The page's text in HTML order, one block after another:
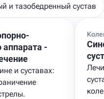
и тазобедренный сустав
аппарата -
и суставах: